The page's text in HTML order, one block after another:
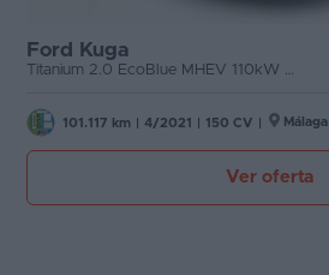
Ford Kuga
Titanium 2.0 EcoBlue MHEV 110kW 150CV
101.117 km 4/2021 150 CV Málaga
Ver oferta